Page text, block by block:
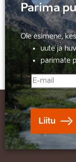
and
Parima
Ole esimene,
uute ja
parimate
Liitu